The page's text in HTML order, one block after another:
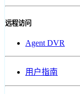
远程访问
Agent DVR
用户指南